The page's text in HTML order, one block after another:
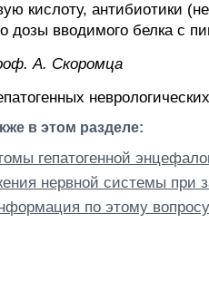
кислоту, антибиотики
дозы вводимого белка с
А. Скоромца
в этом разделе:
гепатогенной
нервной системы при
по этому вопросу